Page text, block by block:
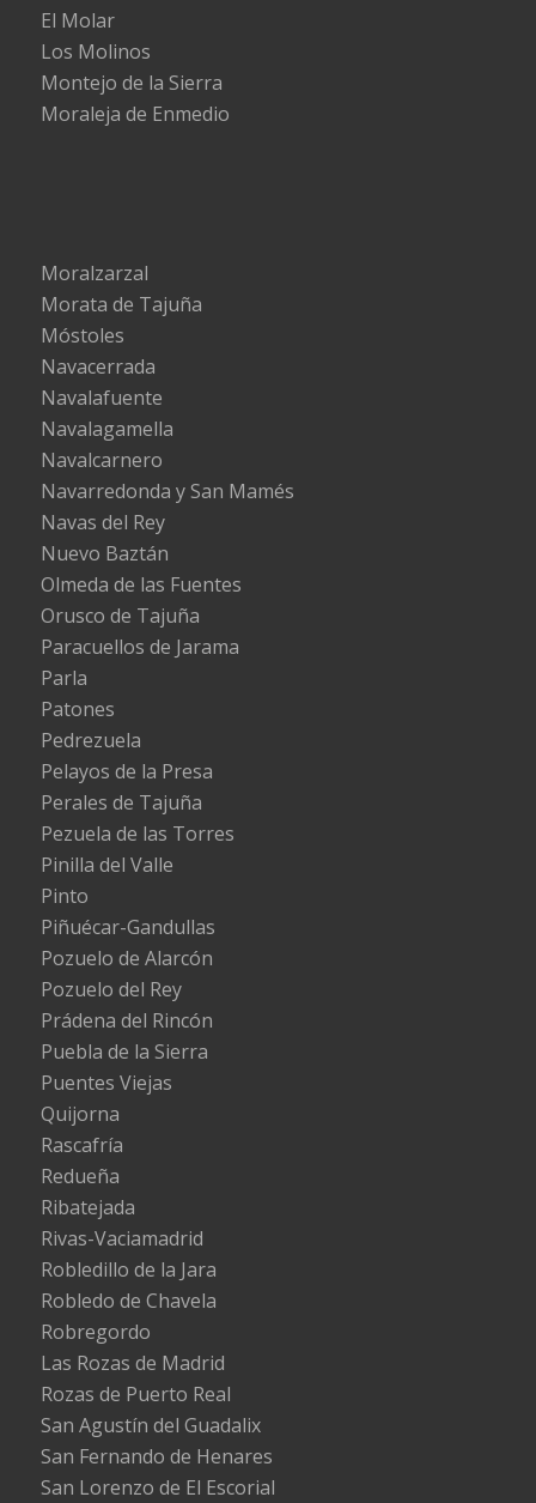
El Molar
Los Molinos
Montejo de la Sierra
Moraleja de Enmedio
Moralzarzal
Morata de Tajuña
Móstoles
Navacerrada
Navalafuente
Navalagamella
Navalcarnero
Navarredonda y San Mamés
Navas del Rey
Nuevo Baztán
Olmeda de las Fuentes
Orusco de Tajuña
Paracuellos de Jarama
Parla
Patones
Pedrezuela
Pelayos de la Presa
Perales de Tajuña
Pezuela de las Torres
Pinilla del Valle
Pinto
Piñuécar-Gandullas
Pozuelo de Alarcón
Pozuelo del Rey
Prádena del Rincón
Puebla de la Sierra
Puentes Viejas
Quijorna
Rascafría
Redueña
Ribatejada
Rivas-Vaciamadrid
Robledillo de la Jara
Robledo de Chavela
Robregordo
Las Rozas de Madrid
Rozas de Puerto Real
San Agustín del Guadalix
San Fernando de Henares
San Lorenzo de El Escorial